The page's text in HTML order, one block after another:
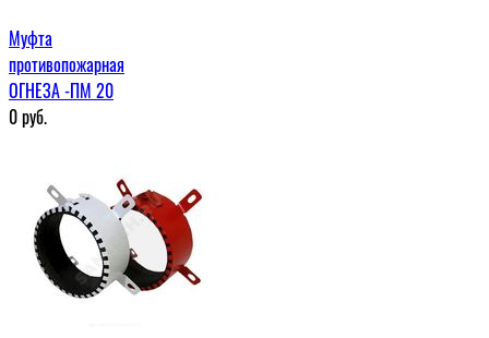
Муфта
противопожарная
ОГНЕЗА -ПМ 20
0руб.